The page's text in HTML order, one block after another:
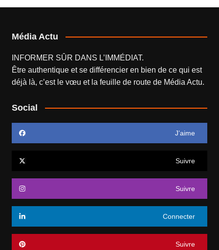
Média Actu
INFORMER SÛR DANS L’IMMÉDIAT.
Être authentique et se différencier en bien de ce qui est
déjà là, c’est le vœu et la feuille de route de Média Actu.
Social
J’aime
Suivre
Suivre
Connecter
Suivre